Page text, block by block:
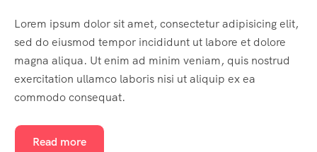
Lorem ipsum dolor sit amet, consectetur adipisicing elit,
sed do eiusmod tempor incididunt ut labore et dolore
magna aliqua. Ut enim ad minim veniam, quis nostrud
exercitation ullamco laboris nisi ut aliquip ex ea
commodo consequat.
Read more